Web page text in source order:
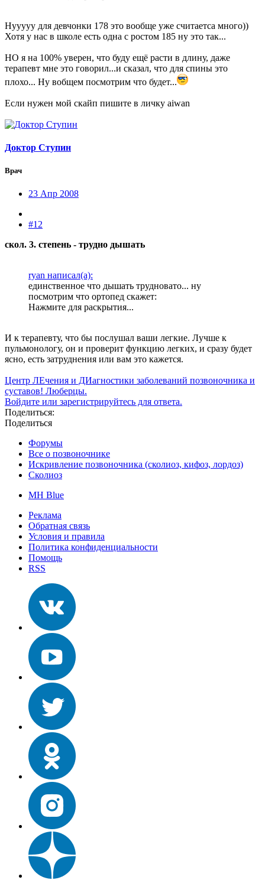
Нууууу для девчонки 178 это вообще уже считаетса много))
Хотя у нас в школе есть одна с ростом 185 ну это так...
НО я на 100% уверен, что буду ещё расти в длину, даже
терапевт мне это говорил...и сказал, что для спины это
плохо... Ну вобщем посмотрим что будет...
Если нужен мой скайп пишите в личку aiwan
Доктор Ступин
Врач
23 Апр 2008
#12
скол. 3. степень - трудно дышать
ryan написал(а):
единственное что дышать трудновато... ну
посмотрим что ортопед скажет:
Нажмите для раскрытия...
И к терапевту, что бы послушал ваши легкие. Лучше к
пульмонологу, он и проверит функцию легких, и сразу будет
ясно, есть затруднения или вам это кажется.
Центр ЛЕчения и ДИагностики заболеваний позвоночника и
суставов! Люберцы.
Войдите или зарегистрируйтесь для ответа.
Поделиться:
Поделиться
Форумы
Все о позвоночнике
Искривление позвоночника (сколиоз, кифоз, лордоз)
Сколиоз
MH Blue
Реклама
Обратная связь
Условия и правила
Политика конфиденциальности
Помощь
RSS